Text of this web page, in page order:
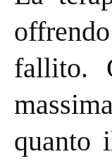
fallito.
quanto